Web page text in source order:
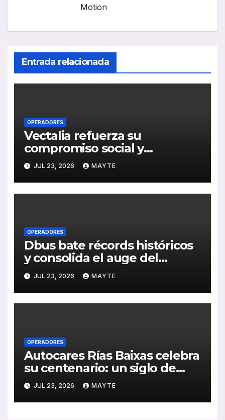
Motion
Entrada relacionada
OPERADORES
Vectalia refuerza su
compromiso social y
medioambiental con la
publicación de su Memoria de
RSC 2025
JUL 23, 2026 MAYTE
OPERADORES
Dbus bate récords históricos
y consolida el auge del
transporte público en San
Sebastián
JUL 23, 2026 MAYTE
OPERADORES
Autocares Rías Baixas celebra
su centenario: un siglo de
historia, esfuerzo familiar y
compromiso con el
transporte gallego
JUL 23, 2026 MAYTE